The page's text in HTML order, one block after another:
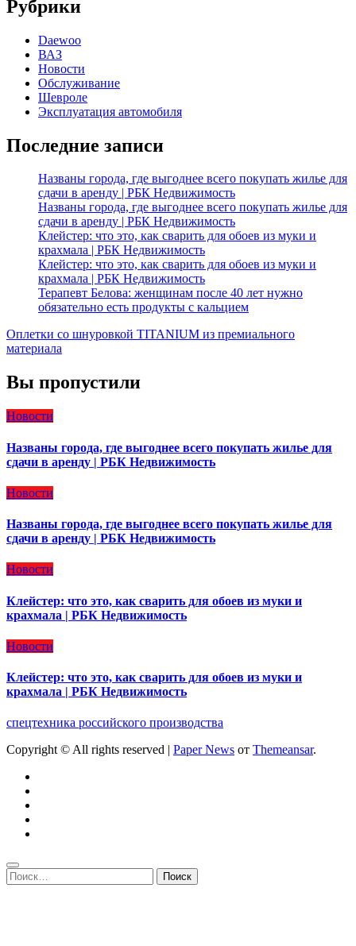
Рубрики
Daewoo
ВАЗ
Новости
Обслуживание
Шевроле
Эксплуатация автомобиля
Последние записи
Названы города, где выгоднее всего покупать жилье для
сдачи в аренду | РБК Недвижимость
Названы города, где выгоднее всего покупать жилье для
сдачи в аренду | РБК Недвижимость
Клейстер: что это, как сварить для обоев из муки и
крахмала | РБК Недвижимость
Клейстер: что это, как сварить для обоев из муки и
крахмала | РБК Недвижимость
Терапевт Белова: женщинам после 40 лет нужно
обязательно есть продукты с кальцием
Оплетки со шнуровкой TITANIUM из премиального
материала
Вы пропустили
Новости
Названы города, где выгоднее всего покупать жилье для
сдачи в аренду | РБК Недвижимость
Новости
Названы города, где выгоднее всего покупать жилье для
сдачи в аренду | РБК Недвижимость
Новости
Клейстер: что это, как сварить для обоев из муки и
крахмала | РБК Недвижимость
Новости
Клейстер: что это, как сварить для обоев из муки и
крахмала | РБК Недвижимость
спецтехника российского производства
Copyright © All rights reserved | Paper News от Themeansar.
Найти: